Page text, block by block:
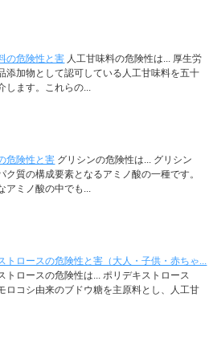
の危険性と害 人工甘味料の危険性は... 厚生労
添加物として認可している人工甘味料を五十
します。これらの...
危険性と害 グリシンの危険性は... グリシン
ク質の構成要素となるアミノ酸の一種です。
アミノ酸の中でも...
トロースの危険性と害（大人・子供・赤ちゃ...
トロースの危険性は... ポリデキストロース
ロコシ由来のブドウ糖を主原料とし、人工甘